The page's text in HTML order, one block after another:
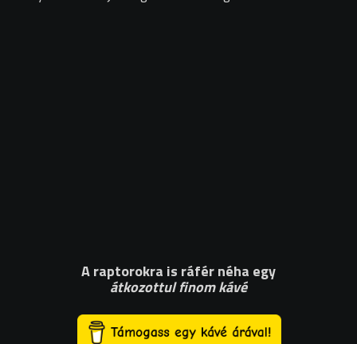
A raptorokra is ráfér néha egy
átkozottul finom kávé